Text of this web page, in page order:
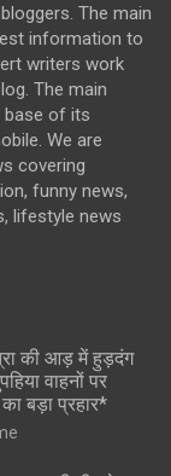
The main
information to
writers work
The main
base of its
We are
covering
funny news,
lifestyle news
की आड़ में हुड़दंग
वाहनों पर
बड़ा प्रहार*